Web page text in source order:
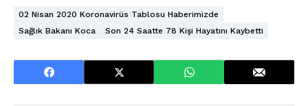
02 Nisan 2020 Koronavirüs Tablosu Haberimizde
Sağlık Bakanı Koca
Son 24 Saatte 78 Kişi Hayatını Kaybetti